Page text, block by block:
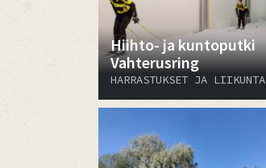
Hiihto- ja kuntoputki
Vahterusring
HARRASTUKSET JA LIIKUNTA